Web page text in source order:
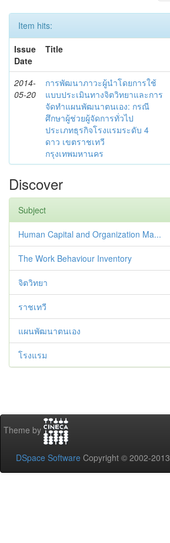
Item hits:
Issue
Date
Title
2014-
05-20
การพัฒนาภาวะผู้นำโดยการใช้
แบบประเมินทางจิตวิทยาและการ
จัดทำแผนพัฒนาตนเอง: กรณี
ศึกษาผู้ช่วยผู้จัดการทั่วไป
ประเภทธุรกิจโรงแรมระดับ 4
ดาว เขตราชเทวี
กรุงเทพมหานคร
Discover
Subject
Human Capital and Organization Ma...
The Work Behaviour Inventory
จิตวิทยา
ราชเทวี
แผนพัฒนาตนเอง
โรงแรม
Theme by
DSpace Software Copyright © 2002-2013